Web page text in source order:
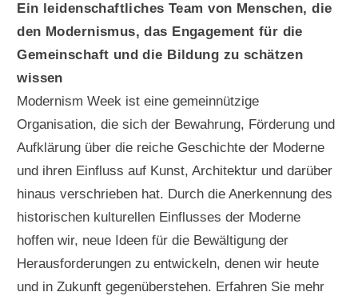
Ein leidenschaftliches Team von Menschen, die
den Modernismus, das Engagement für die
Gemeinschaft und die Bildung zu schätzen
wissen
Modernism Week ist eine gemeinnützige
Organisation, die sich der Bewahrung, Förderung und
Aufklärung über die reiche Geschichte der Moderne
und ihren Einfluss auf Kunst, Architektur und darüber
hinaus verschrieben hat. Durch die Anerkennung des
historischen kulturellen Einflusses der Moderne
hoffen wir, neue Ideen für die Bewältigung der
Herausforderungen zu entwickeln, denen wir heute
und in Zukunft gegenüberstehen. Erfahren Sie mehr